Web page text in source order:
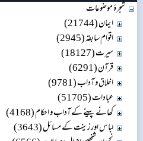
شجرۂ موضوعات
ایمان (21744)
اقوام سابقہ (2945)
سیرت (18127)
قرآن (6291)
اخلاق و آداب (9781)
عبادات (51705)
کھانے پینے کے آداب و احکام (4168)
لباس اور زینت کے مسائل (3643)